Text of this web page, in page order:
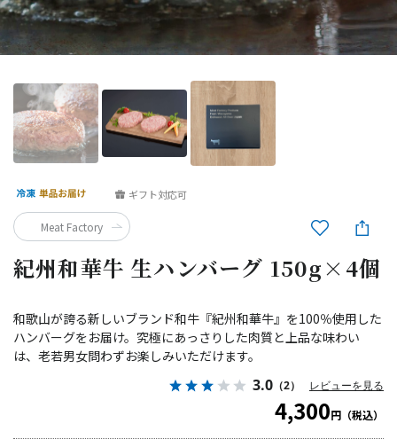
紀州和華牛 生ハンバーグ 150g×4個
ギフト対応可
和歌山が誇る新しいブランド和牛『紀州和華牛』を100％使用した
ハンバーグをお届け。究極にあっさりした肉質と上品な味わい
は、老若男女問わずお楽しみいただけます。
3.0 （2） レビューを見る
4,300円（税込）
Meat Factory